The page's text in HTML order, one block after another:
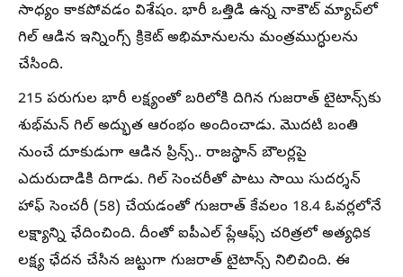
సాధ్యం కాకపోవడం విశేషం. భారీ ఒత్తిడి ఉన్న నాకౌట్ మ్యాచ్‌లో
గిల్ ఆడిన ఇన్నింగ్స్ క్రికెట్ అభిమానులను మంత్రముగ్ధులను
చేసింది.
215 పరుగుల భారీ లక్ష్యంతో బరిలోకి దిగిన గుజరాత్ టైటాన్స్‌కు
శుభ్‌మన్ గిల్ అద్భుత ఆరంభం అందించాడు. మొదటి బంతి
నుంచే దూకుడుగా ఆడిన ప్రిన్స్.. రాజస్థాన్ బౌలర్లపై
ఎదురుదాడికి దిగాడు. గిల్ సెంచరీతో పాటు సాయి సుదర్శన్
హాఫ్ సెంచరీ (58) చేయడంతో గుజరాత్ కేవలం 18.4 ఓవర్లలోనే
లక్ష్యాన్ని ఛేదించింది. దీంతో ఐపీఎల్ ప్లేఆఫ్స్ చరిత్రలో అత్యధిక
లక్ష్య ఛేదన చేసిన జట్టుగా గుజరాత్ టైటాన్స్ నిలిచింది. ఈ